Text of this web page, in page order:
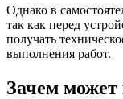
Однако в
так как перед
получать
выполнения работ.
Зачем может